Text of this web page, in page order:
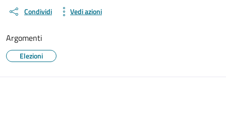
Condividi Vedi azioni
Argomenti
Elezioni